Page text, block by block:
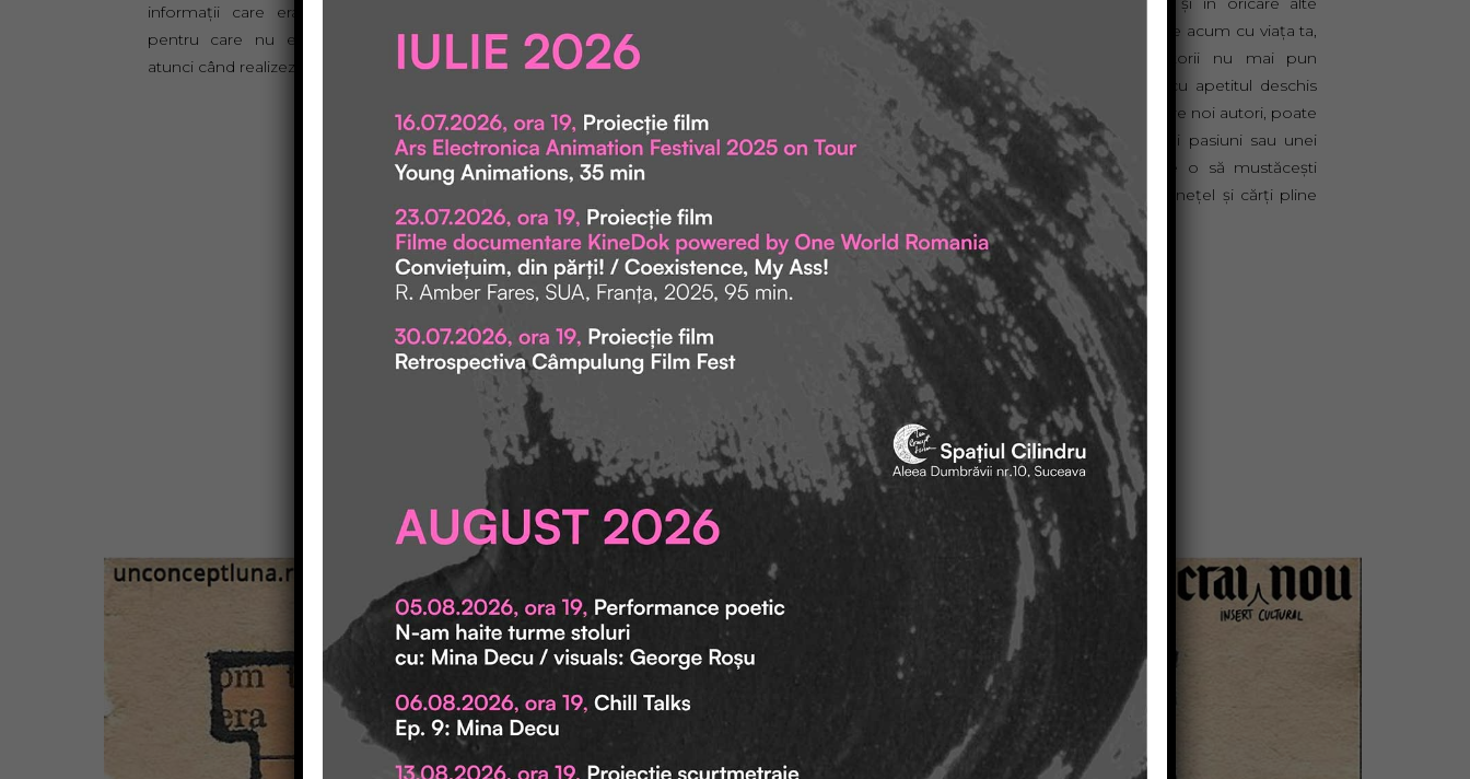
informații care era de asimilat. Sunt întâlniri
pentru care nu ești niciodată pregătit. Abia
atunci când realizezi asta totul capătă un sens.
aprofundare prealabilă a operelor invitaților din
program. Fie că sunt muzicieni, fotografi, actori
sau scriitori. Adevărul e că nu este obligatoriu să
citești cărțile tuturor autorilor prezenți, nu este
nimic greșit în asta, poți simți o conexiune cu
un autor chiar dacă nu i-ai citit textele și, poate,
în urma întâlnirilor și discursului său, vei înțelege
și mai în profunzime ce a vrut să spună autorul
dacă decizi să-i citești opera. Asta face FILIT.
Creează contexte de întâlnire între profesioniștii
din industria editorială, scriitori, traducători,
întâlniri esențiale pentru parcursul profesional al
fiecăruia. În același timp, mediază și întâlniri cu
cititori mai reticenți sau care au avut contactul
cu literatura contemporană puțin mai târziu.
FILIT se adresează unui public larg de persoane,
nefiind un festival elitist, încearcă să invite toți
iubitorii de literatură la un dialog.
contexte, te întrebi ce vei face acum cu viața ta,
mult mai lentă, unde scriitorii nu mai pun
muzică pentru tine. Rămâi cu apetitul deschis
către lectură, deschiderea către noi autori, poate
chiar cu dezvoltarea unei noi pasiuni sau unei
noi ocupații, povești la care o să mustăcești
până la ediția viitoare, un carnețel și cărți pline
cu autografe.
Diana Naherniac